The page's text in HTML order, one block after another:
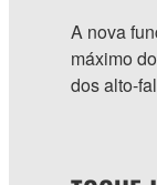
A nova
máximo
dos alto-